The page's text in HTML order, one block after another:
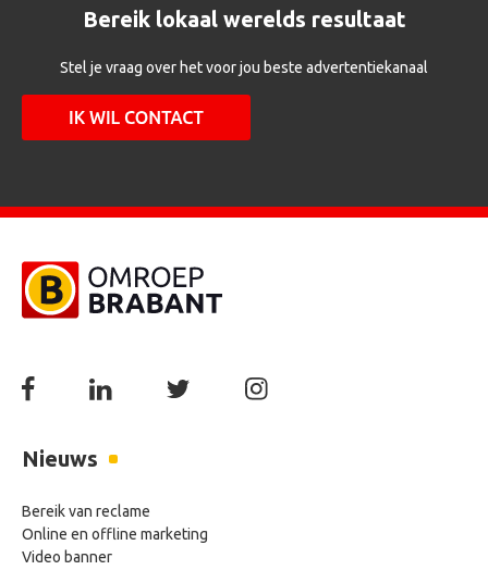
Bereik lokaal werelds resultaat
Stel je vraag over het voor jou beste advertentiekanaal
Nieuws
Bereik van reclame
Online en offline marketing
Video banner